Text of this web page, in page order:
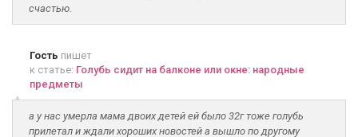
счастью.
Гость пишет
к статье: Голубь сидит на балконе или окне: народные
предметы
а у нас умерла мама двоих детей ей было 32г тоже голубь
прилетал и ждали хороших новостей а вышло по другому